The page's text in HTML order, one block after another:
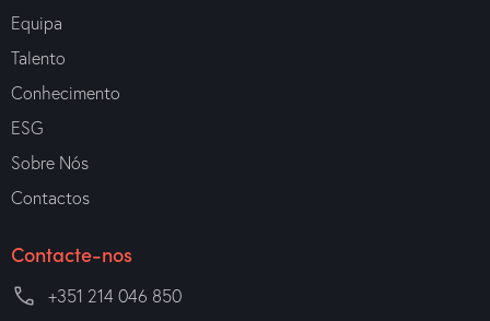
Equipa
Talento
Conhecimento
ESG
Sobre Nós
Contactos
Contacte-nos
+351 214 046 850